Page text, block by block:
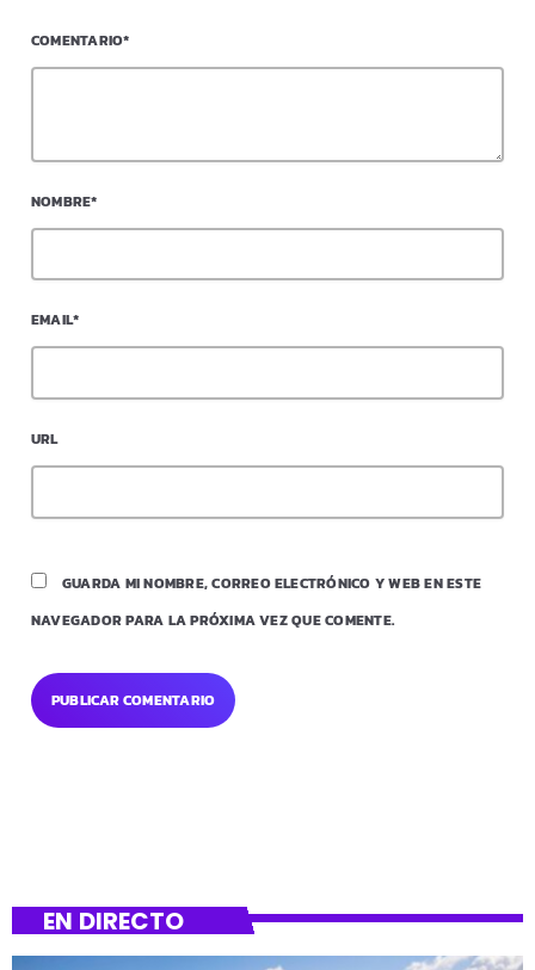
COMENTARIO*
NOMBRE*
EMAIL*
URL
GUARDA MI NOMBRE, CORREO ELECTRÓNICO Y WEB EN ESTE
NAVEGADOR PARA LA PRÓXIMA VEZ QUE COMENTE.
EN DIRECTO